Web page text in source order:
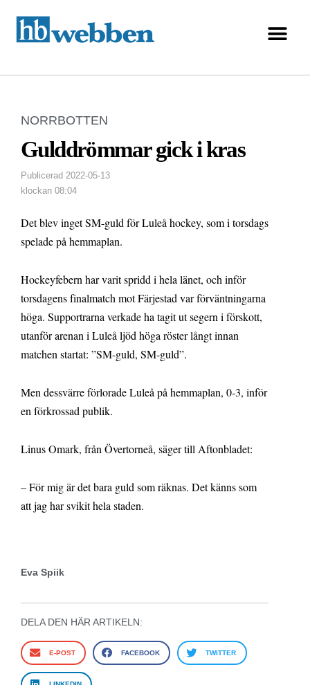
NORRBOTTEN
Gulddrömmar gick i kras
Publicerad 2022-05-13
klockan 08:04
Det blev inget SM-guld för Luleå hockey, som i torsdags
spelade på hemmaplan.
Hockeyfebern har varit spridd i hela länet, och inför
torsdagens finalmatch mot Färjestad var förväntningarna
höga. Supportrarna verkade ha tagit ut segern i förskott,
utanför arenan i Luleå ljöd höga röster långt innan
matchen startat: ”SM-guld, SM-guld”.
Men dessvärre förlorade Luleå på hemmaplan, 0-3, inför
en förkrossad publik.
Linus Omark, från Övertorneå, säger till Aftonbladet:
– För mig är det bara guld som räknas. Det känns som
att jag har svikit hela staden.
Eva Spiik
DELA DEN HÄR ARTIKELN:
E-POST FACEBOOK TWITTER